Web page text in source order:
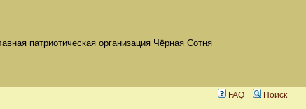
патриотическая организация Чёрная Сотня
FAQ Поиск